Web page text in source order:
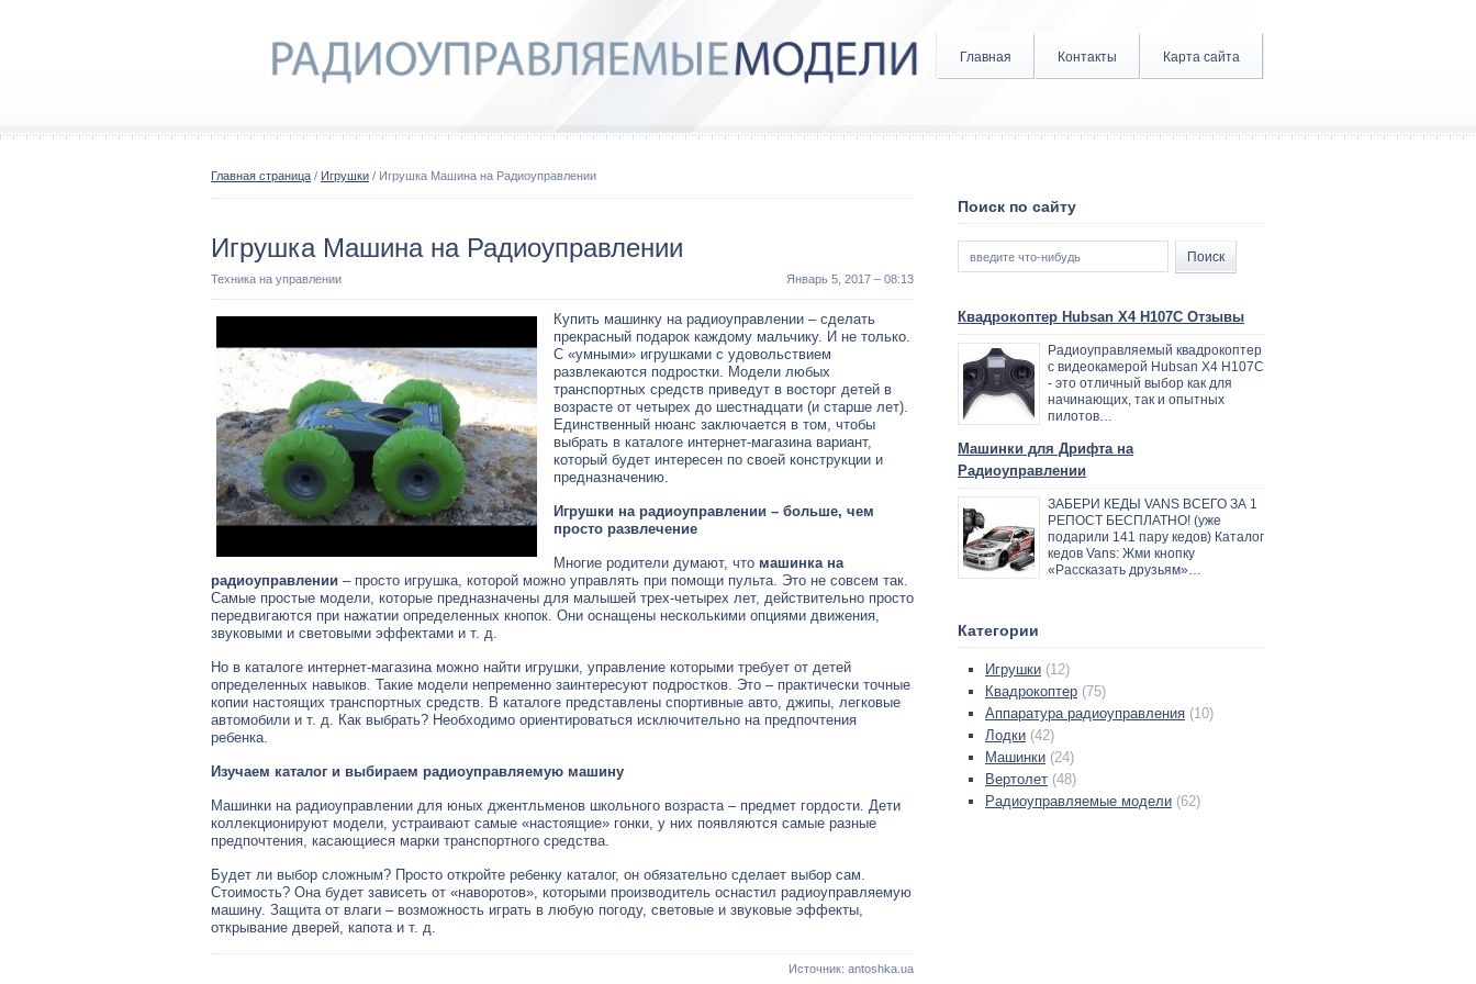
Главная Контакты Карта сайта
Главная страница / Игрушки / Игрушка Машина на Радиоуправлении
Игрушка Машина на Радиоуправлении
Техника на управлении Январь 5, 2017 – 08:13
Купить машинку на радиоуправлении – сделать
прекрасный подарок каждому мальчику. И не только.
С «умными» игрушками с удовольствием
развлекаются подростки. Модели любых
транспортных средств приведут в восторг детей в
возрасте от четырех до шестнадцати (и старше лет).
Единственный нюанс заключается в том, чтобы
выбрать в каталоге интернет-магазина вариант,
который будет интересен по своей конструкции и
предназначению.
Игрушки на радиоуправлении – больше, чем
просто развлечение
Многие родители думают, что машинка на
радиоуправлении – просто игрушка, которой можно управлять при помощи пульта. Это не совсем так.
Самые простые модели, которые предназначены для малышей трех-четырех лет, действительно просто
передвигаются при нажатии определенных кнопок. Они оснащены несколькими опциями движения,
звуковыми и световыми эффектами и т. д.
Но в каталоге интернет-магазина можно найти игрушки, управление которыми требует от детей
определенных навыков. Такие модели непременно заинтересуют подростков. Это – практически точные
копии настоящих транспортных средств. В каталоге представлены спортивные авто, джипы, легковые
автомобили и т. д. Как выбрать? Необходимо ориентироваться исключительно на предпочтения
ребенка.
Изучаем каталог и выбираем радиоуправляемую машину
Машинки на радиоуправлении для юных джентльменов школьного возраста – предмет гордости. Дети
коллекционируют модели, устраивают самые «настоящие» гонки, у них появляются самые разные
предпочтения, касающиеся марки транспортного средства.
Будет ли выбор сложным? Просто откройте ребенку каталог, он обязательно сделает выбор сам.
Стоимость? Она будет зависеть от «наворотов», которыми производитель оснастил радиоуправляемую
машину. Защита от влаги – возможность играть в любую погоду, световые и звуковые эффекты,
открывание дверей, капота и т. д.
Источник: antoshka.ua
Поиск по сайту
Квадрокоптер Hubsan X4 H107C Отзывы
Радиоуправляемый квадрокоптер
с видеокамерой Hubsan X4 H107C
- это отличный выбор как для
начинающих, так и опытных
пилотов…
Машинки для Дрифта на
Радиоуправлении
ЗАБЕРИ КЕДЫ VANS ВСЕГО ЗА 1
РЕПОСТ БЕСПЛАТНО! (уже
подарили 141 пару кедов) Каталог
кедов Vans: Жми кнопку
«Рассказать друзьям»…
Категории
Игрушки (12)
Квадрокоптер (75)
Аппаратура радиоуправления (10)
Лодки (42)
Машинки (24)
Вертолет (48)
Радиоуправляемые модели (62)